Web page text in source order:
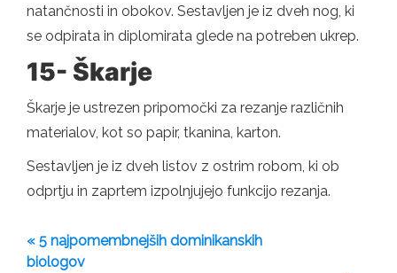
natančnosti in obokov. Sestavljen je iz dveh nog, ki
se odpirata in diplomirata glede na potreben ukrep.
15- Škarje
Škarje je ustrezen pripomočki za rezanje različnih
materialov, kot so papir, tkanina, karton.
Sestavljen je iz dveh listov z ostrim robom, ki ob
odprtju in zaprtem izpolnjujejo funkcijo rezanja.
« 5 najpomembnejših dominikanskih
biologov